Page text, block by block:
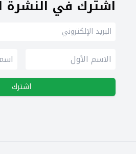
اشترك في النشرة
اشترك